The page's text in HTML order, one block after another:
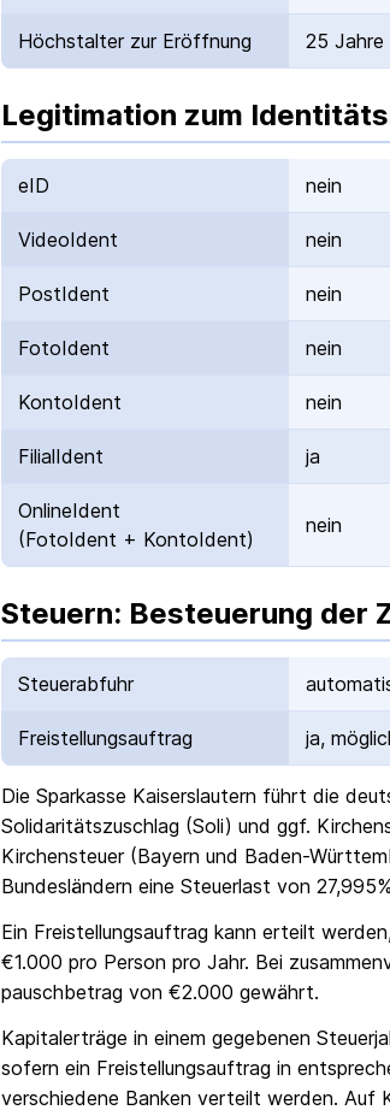
Höchstalter zur Eröffnung 25 Jahre
Legitimation zum
eID nein
VideoIdent nein
PostIdent nein
FotoIdent nein
KontoIdent nein
FilialIdent ja
OnlineIdent
(FotoIdent + KontoIdent)
nein
Steuern: Besteuerung der
Steuerabfuhr
Freistellungs­auftrag ja,
Die Sparkasse Kaiserslautern führt die
Solidaritäts­zuschlag (Soli) und ggf.
Kirchensteuer (Bayern und Baden-
Bundesländern eine Steuerlast von
Ein Freistellungs­auftrag kann erteilt
€1.000 pro Person pro Jahr. Bei
pausch­betrag von €2.000 gewährt.
Kapitalerträge in einem gegebenen
sofern ein Freistellungs­auftrag in
verschiedene Banken verteilt werden. Auf